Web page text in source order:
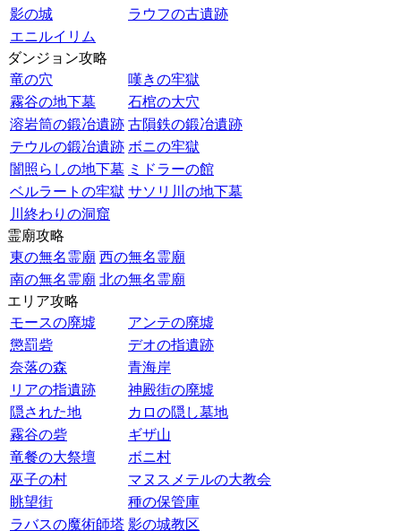
影の城
ラウフの古遺跡
エニルイリム
ダンジョン攻略
竜の穴
嘆きの牢獄
霧谷の地下墓
石棺の大穴
溶岩筒の鍛冶遺跡 古隕鉄の鍛冶遺跡
テウルの鍛冶遺跡 ボニの牢獄
闇照らしの地下墓 ミドラーの館
ベルラートの牢獄 サソリ川の地下墓
川終わりの洞窟
霊廟攻略
東の無名霊廟 西の無名霊廟
南の無名霊廟 北の無名霊廟
エリア攻略
モースの廃墟
アンテの廃墟
懲罰砦
デオの指遺跡
奈落の森
青海岸
リアの指遺跡
神殿街の廃墟
隠された地
カロの隠し墓地
霧谷の砦
ギザ山
竜餐の大祭壇
ボニ村
巫子の村
マヌスメテルの大教会
眺望街
種の保管庫
ラバスの魔術師塔 影の城教区